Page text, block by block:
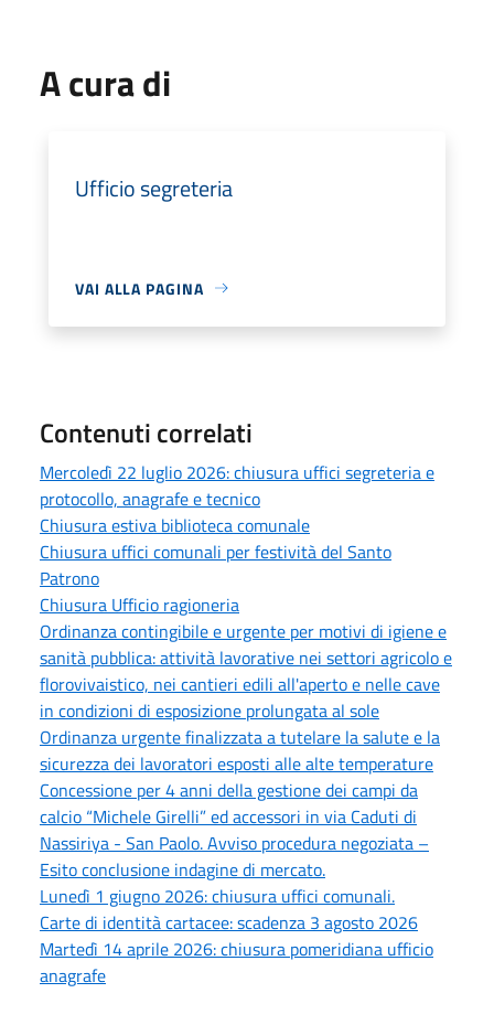
A cura di
Ufficio segreteria
VAI ALLA PAGINA
Contenuti correlati
Mercoledì 22 luglio 2026: chiusura uffici segreteria e
protocollo, anagrafe e tecnico
Chiusura estiva biblioteca comunale
Chiusura uffici comunali per festività del Santo
Patrono
Chiusura Ufficio ragioneria
Ordinanza contingibile e urgente per motivi di igiene e
sanità pubblica: attività lavorative nei settori agricolo e
florovivaistico, nei cantieri edili all'aperto e nelle cave
in condizioni di esposizione prolungata al sole
Ordinanza urgente finalizzata a tutelare la salute e la
sicurezza dei lavoratori esposti alle alte temperature
Concessione per 4 anni della gestione dei campi da
calcio “Michele Girelli” ed accessori in via Caduti di
Nassiriya - San Paolo. Avviso procedura negoziata –
Esito conclusione indagine di mercato.
Lunedì 1 giugno 2026: chiusura uffici comunali.
Carte di identità cartacee: scadenza 3 agosto 2026
Martedì 14 aprile 2026: chiusura pomeridiana ufficio
anagrafe